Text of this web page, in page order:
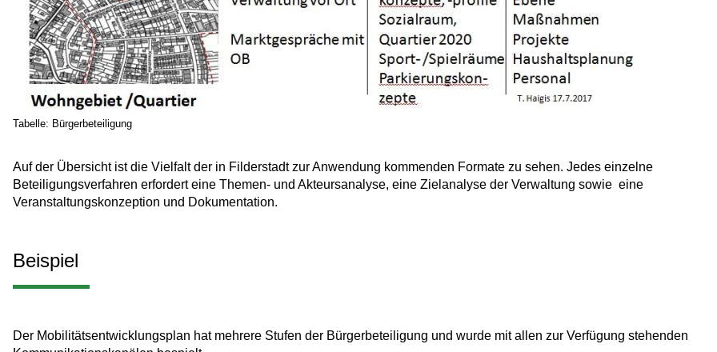
Tabelle: Bürgerbeteiligung
Auf der Übersicht ist die Vielfalt der in Filderstadt zur Anwendung kommenden Formate zu sehen. Jedes einzelne
Beteiligungsverfahren erfordert eine Themen- und Akteursanalyse, eine Zielanalyse der Verwaltung sowie eine
Veranstaltungskonzeption und Dokumentation.
Beispiel
Der Mobilitätsentwicklungsplan hat mehrere Stufen der Bürgerbeteiligung und wurde mit allen zur Verfügung stehenden